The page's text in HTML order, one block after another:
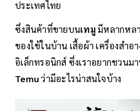
ประเทศไทย
ซึ่งสินค้าที่ขายบนเทมูมีหลากหล
ของใช้ในบ้าน เสื้อผ้า เครื่องสำอ
อิเล็กทรอนิกส์ ซึ่งเราอยากชวนม
Temuว่ามีอะไรน่าสนใจบ้าง